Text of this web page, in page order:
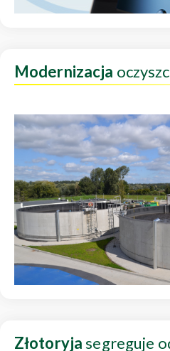
Modernizacja
Złotoryjasegreguje